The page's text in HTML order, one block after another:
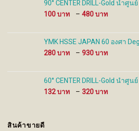
480 ฿
90° CENTER DRILL-Gold นำศูน
100
– 480
100 ฿
through
YMK HSSE JAPAN 60 องศา
280
– 930
280 ฿
through
930 ฿
60° CENTER DRILL-Gold นำศูน
132
– 320
สินค้าขายดี